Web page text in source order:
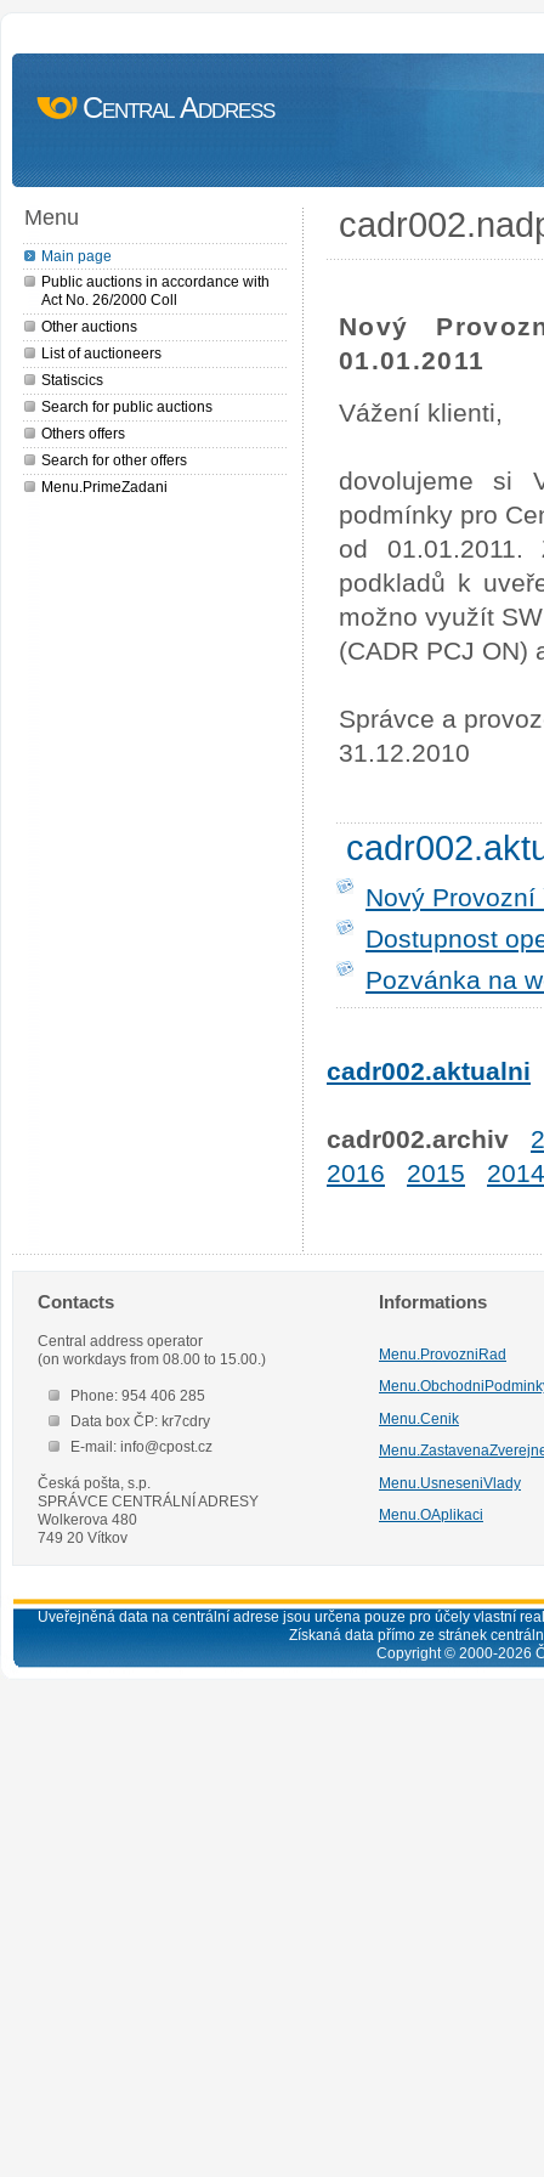
Central Address
Menu
Main page
Public auctions in accordance with
Act No. 26/2000 Coll
Other auctions
List of auctioneers
Statiscics
Search for public auctions
Others offers
Search for other offers
Menu.PrimeZadani
Nový
01.01.2011
Vážení klienti,
dovolujeme si
podmínky pro
od 01.01.2011.
podkladů k
možno využít
(CADR PCJ ON)
Správce a
31.12.2010
Nový
Dostupnost
Pozvánka na
cadr002.aktualni
cadr002.archiv
2016
2015 2014
Contacts
Central address operator
(on workdays from 08.00 to 15.00.)
Phone: 954 406 285
Data box ČP: kr7cdry
E-mail: info@cpost.cz
Česká pošta, s.p.
SPRÁVCE CENTRÁLNÍ ADRESY
Wolkerova 480
749 20 Vítkov
Informations
Menu.ProvozniRad
Menu.Cenik
Menu.UsneseniVlady
Menu.OAplikaci
Uveřejněná data na centrální adrese jsou určena pouze pro účely vlastní
Získaná data přímo ze stránek
Copyright © 2000-2026